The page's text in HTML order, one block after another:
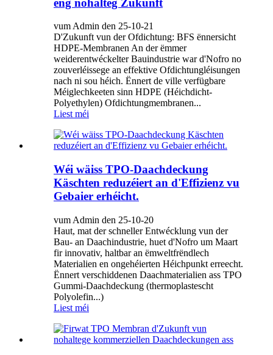
vum Admin den 25-10-21
D'Zukunft vun der Ofdichtung: BFS ënnersicht
HDPE-Membranen An der ëmmer
weiderentwéckelter Bauindustrie war d'Nofro no
zouverléissege an effektive Ofdichtungléisungen
nach ni sou héich. Ënnert de ville verfügbare
Méiglechkeeten sinn HDPE (Héichdicht-
Polyethylen) Ofdichtungmembranen...
Liest méi
Wéi wäiss TPO-Daachdeckung
Käschten reduzéiert an d'Effizienz vu
Gebaier erhéicht.
vum Admin den 25-10-20
Haut, mat der schneller Entwécklung vun der
Bau- an Daachindustrie, huet d'Nofro um Maart
fir innovativ, haltbar an ëmweltfrëndlech
Materialien en ongehéierten Héichpunkt erreecht.
Ënnert verschiddenen Daachmaterialien ass TPO
Gummi-Daachdeckung (thermoplastescht
Polyolefin...)
Liest méi